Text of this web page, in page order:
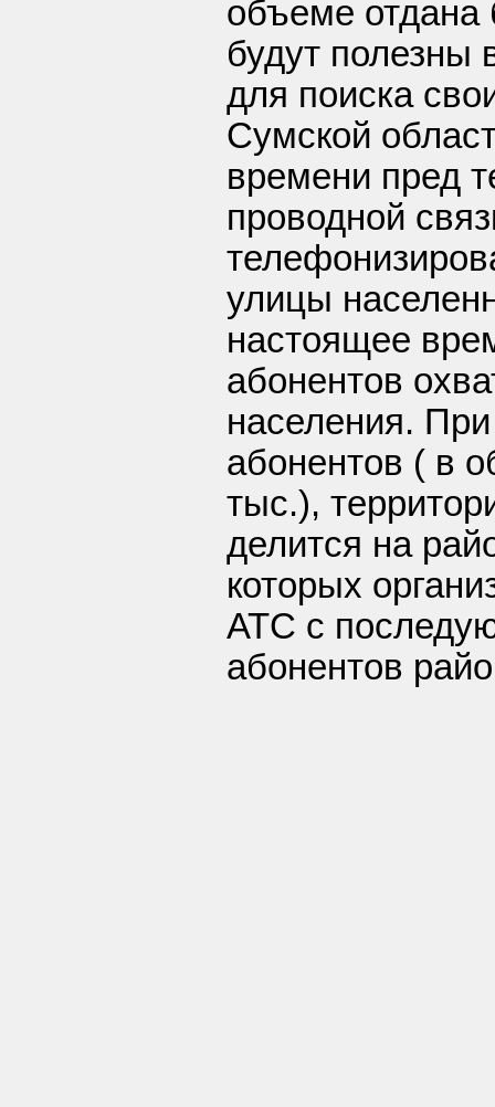
объеме отдана
будут полезны
для поиска
Сумской
времени пред
проводной
улицы
настоящее
абонентов
населения.
абонентов ( в
тыс.),
делится на
которых
АТС с
абонентов